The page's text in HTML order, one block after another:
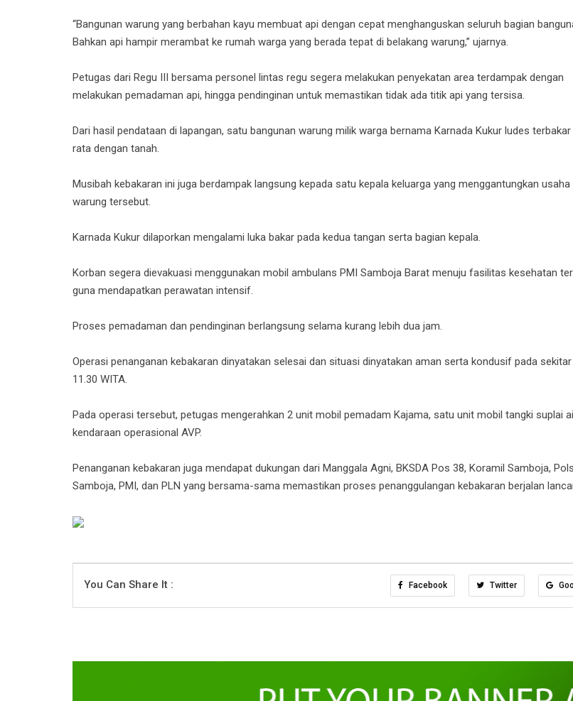
“Bangunan warung yang berbahan kayu membuat api dengan cepat menghanguskan seluruh bagian
Bahkan api hampir merambat ke rumah warga yang berada tepat di belakang warung,” ujarnya.
Petugas dari Regu III bersama personel lintas regu segera melakukan penyekatan area terdampak dengan
melakukan pemadaman api, hingga pendinginan untuk memastikan tidak ada titik api yang tersisa.
Dari hasil pendataan di lapangan, satu bangunan warung milik warga bernama Karnada Kukur ludes
rata dengan tanah.
Musibah kebakaran ini juga berdampak langsung kepada satu kepala keluarga yang menggantungkan usaha
warung tersebut.
Karnada Kukur dilaporkan mengalami luka bakar pada kedua tangan serta bagian kepala.
Korban segera dievakuasi menggunakan mobil ambulans PMI Samboja Barat menuju fasilitas kesehatan
guna mendapatkan perawatan intensif.
Proses pemadaman dan pendinginan berlangsung selama kurang lebih dua jam.
Operasi penanganan kebakaran dinyatakan selesai dan situasi dinyatakan aman serta kondusif pada sekitar
11.30 WITA.
Pada operasi tersebut, petugas mengerahkan 2 unit mobil pemadam Kajama, satu unit mobil tangki suplai
kendaraan operasional AVP.
Penanganan kebakaran juga mendapat dukungan dari Manggala Agni, BKSDA Pos 38, Koramil Samboja,
Samboja, PMI, dan PLN yang bersama-sama memastikan proses penanggulangan kebakaran berjalan
You Can Share It : Facebook Twitter